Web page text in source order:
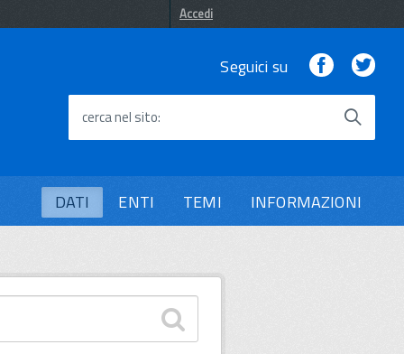
Accedi
Seguici su Facebook
cerca nel sito
DATI ENTI TEMI INFORMAZIONI